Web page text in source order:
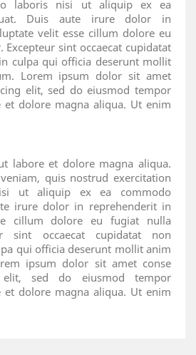
laboris nisi ut aliquip ex ea
Duis aute irure dolor in
velit esse cillum dolore eu
sint occaecat cupidatat
culpa qui officia deserunt mollit
Lorem ipsum dolor sit amet
elit, sed do eiusmod tempor
dolore magna aliqua. Ut enim
labore et dolore magna aliqua.
quis nostrud exercitation
ut aliquip ex ea commodo
irure dolor in reprehenderit in
cillum dolore eu fugiat nulla
sint occaecat cupidatat non
qui officia deserunt mollit anim
ipsum dolor sit amet conse
elit, sed do eiusmod tempor
dolore magna aliqua. Ut enim